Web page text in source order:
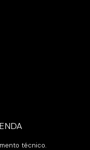
técnico.